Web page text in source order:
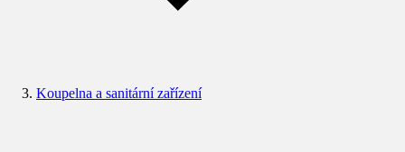
Koupelna a sanitární zařízení